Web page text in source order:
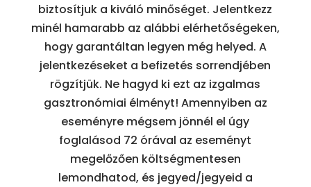
biztosítjuk a kiváló minőséget. Jelentkezz
minél hamarabb az alábbi elérhetőségeken,
hogy garantáltan legyen még helyed. A
jelentkezéseket a befizetés sorrendjében
rögzítjük. Ne hagyd ki ezt az izgalmas
gasztronómiai élményt! Amennyiben az
eseményre mégsem jönnél el úgy
foglalásod 72 órával az eseményt
megelőzően költségmentesen
lemondhatod, és jegyed/jegyeid a